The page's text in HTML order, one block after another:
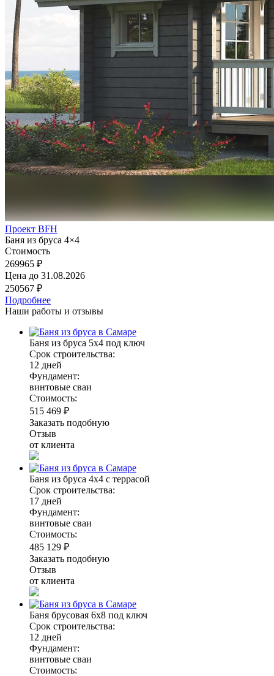
Проект BFH
Баня из бруса 4×4
Стоимость
269965 ₽
Цена до 31.08.2026
250567 ₽
Подробнее
Наши работы и отзывы
Баня из бруса 5х4 под ключ
Срок строительства:
12 дней
Фундамент:
винтовые сваи
Стоимость:
515 469 ₽
Заказать подобную
Отзыв
от клиента
Баня из бруса 4х4 с террасой
Срок строительства:
17 дней
Фундамент:
винтовые сваи
Стоимость:
485 129 ₽
Заказать подобную
Отзыв
от клиента
Баня брусовая 6х8 под ключ
Срок строительства:
12 дней
Фундамент:
винтовые сваи
Стоимость: